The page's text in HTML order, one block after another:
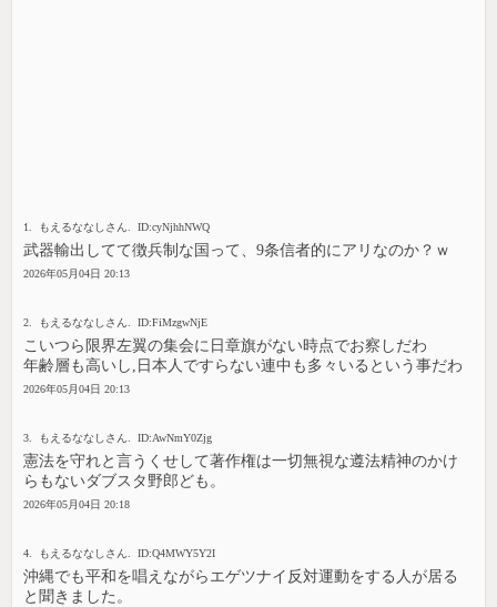
1. もえるななしさん. ID:cyNjhhNWQ
武器輸出してて徴兵制な国って、9条信者的にアリなのか？ｗ
2026年05月04日 20:13
2. もえるななしさん. ID:FiMzgwNjE
こいつら限界左翼の集会に日章旗がない時点でお察しだわ
年齢層も高いし,日本人ですらない連中も多々いるという事だわ
2026年05月04日 20:13
3. もえるななしさん. ID:AwNmY0Zjg
憲法を守れと言うくせして著作権は一切無視な遵法精神のかけ
らもないダブスタ野郎ども。
2026年05月04日 20:18
4. もえるななしさん. ID:Q4MWY5Y2I
沖縄でも平和を唱えながらエゲツナイ反対運動をする人が居る
と聞きました。